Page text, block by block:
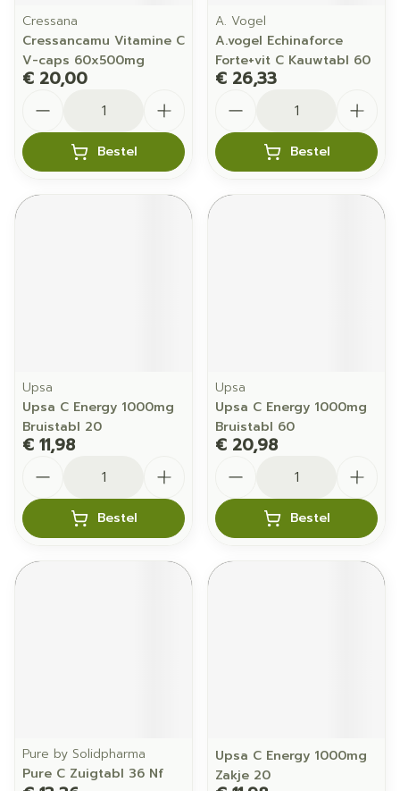
Cressana
Cressancamu Vitamine C
V-caps 60x500mg
€ 20,00
Bestel
A. Vogel
A.vogel Echinaforce
Forte+vit C Kauwtabl 60
€ 26,33
Bestel
Upsa
Upsa C Energy 1000mg
Bruistabl 20
€ 11,98
Bestel
Upsa
Upsa C Energy 1000mg
Bruistabl 60
€ 20,98
Bestel
Pure by Solidpharma
Pure C Zuigtabl 36 Nf
Upsa C Energy 1000mg
Zakje 20